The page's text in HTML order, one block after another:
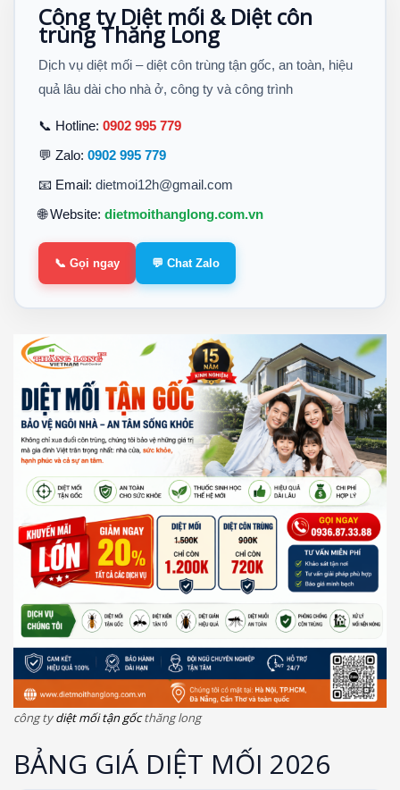
Công ty Diệt mối & Diệt côn
trùng Thăng Long
Dịch vụ diệt mối – diệt côn trùng tận gốc, an toàn, hiệu
quả lâu dài cho nhà ở, công ty và công trình
📞 Hotline: 0902 995 779
💬 Zalo: 0902 995 779
📧 Email: dietmoi12h@gmail.com
🌐 Website: dietmoithanglong.com.vn
📞 Gọi ngay 💬 Chat Zalo
công tydiệt mối tận gốcthăng long
BẢNG GIÁ DIỆT MỐI 2026